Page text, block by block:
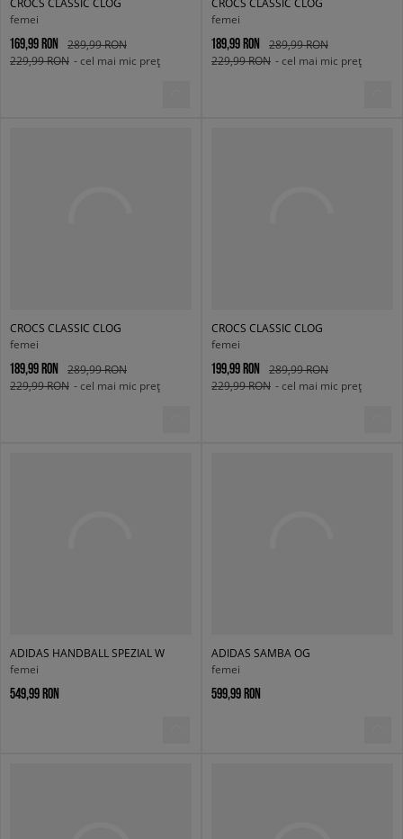
femei
169,99 RON
289,99 RON
229,99 RON - cel mai mic preț
femei
189,99 RON
289,99 RON
229,99 RON - cel mai mic preț
CROCS CLASSIC CLOG
femei
189,99 RON
289,99 RON
229,99 RON - cel mai mic preț
CROCS CLASSIC CLOG
femei
199,99 RON
289,99 RON
229,99 RON - cel mai mic preț
ADIDAS HANDBALL SPEZIAL W
femei
549,99 RON
ADIDAS SAMBA OG
femei
599,99 RON